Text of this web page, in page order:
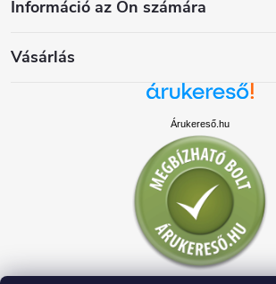
Információ az Ön számára
Vásárlás
Árukereső.hu